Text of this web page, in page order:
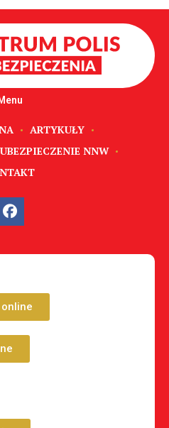
ARTYKUŁY
UBEZPIECZENIE NNW